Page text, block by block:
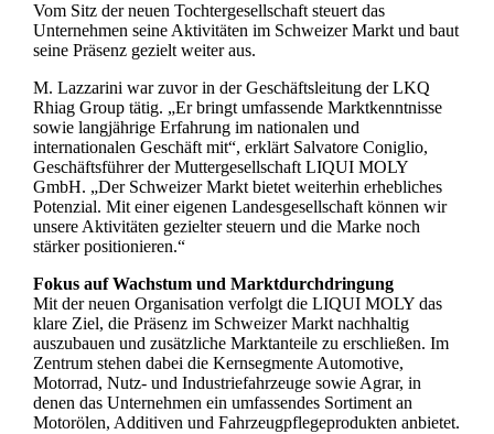
Vom Sitz der neuen Tochtergesellschaft steuert das
Unternehmen seine Aktivitäten im Schweizer Markt und baut
seine Präsenz gezielt weiter aus.
M. Lazzarini war zuvor in der Geschäftsleitung der LKQ
Rhiag Group tätig. „Er bringt umfassende Marktkenntnisse
sowie langjährige Erfahrung im nationalen und
internationalen Geschäft mit“, erklärt Salvatore Coniglio,
Geschäftsführer der Muttergesellschaft LIQUI MOLY
GmbH. „Der Schweizer Markt bietet weiterhin erhebliches
Potenzial. Mit einer eigenen Landesgesellschaft können wir
unsere Aktivitäten gezielter steuern und die Marke noch
stärker positionieren.“
Fokus auf Wachstum und Marktdurchdringung
Mit der neuen Organisation verfolgt die LIQUI MOLY das
klare Ziel, die Präsenz im Schweizer Markt nachhaltig
auszubauen und zusätzliche Marktanteile zu erschließen. Im
Zentrum stehen dabei die Kernsegmente Automotive,
Motorrad, Nutz- und Industriefahrzeuge sowie Agrar, in
denen das Unternehmen ein umfassendes Sortiment an
Motorölen, Additiven und Fahrzeugpflegeprodukten anbietet.